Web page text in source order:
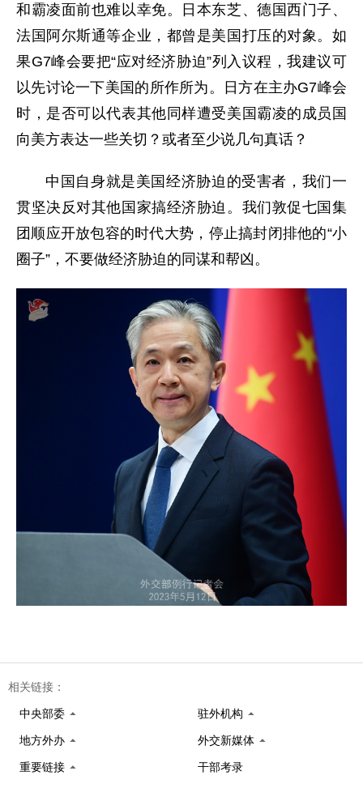
和霸凌面前也难以幸免。日本东芝、德国西门子、
法国阿尔斯通等企业，都曾是美国打压的对象。如
果G7峰会要把“应对经济胁迫”列入议程，我建议可
以先讨论一下美国的所作所为。日方在主办G7峰会
时，是否可以代表其他同样遭受美国霸凌的成员国
向美方表达一些关切？或者至少说几句真话？
中国自身就是美国经济胁迫的受害者，我们一
贯坚决反对其他国家搞经济胁迫。我们敦促七国集
团顺应开放包容的时代大势，停止搞封闭排他的“小
圈子”，不要做经济胁迫的同谋和帮凶。
相关链接：
中央部委 驻外机构
地方外办 外交新媒体
重要链接 干部考录